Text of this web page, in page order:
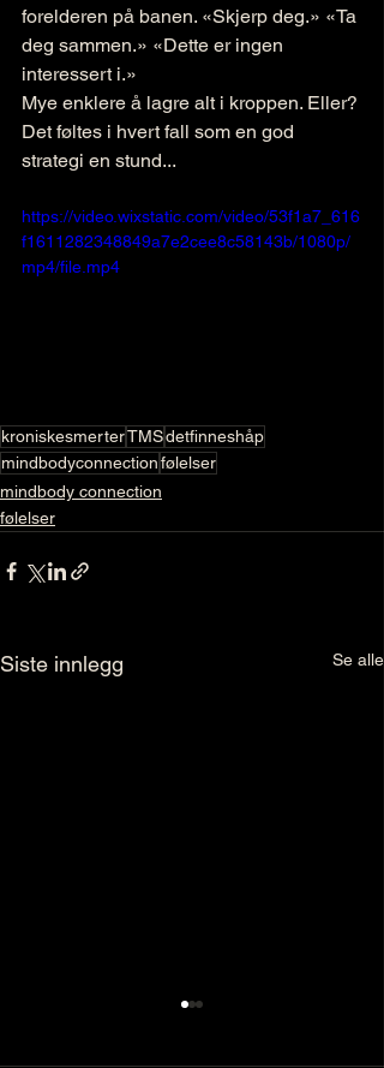
forelderen på banen. «Skjerp deg.» «Ta
deg sammen.» «Dette er ingen
interessert i.»
Mye enklere å lagre alt i kroppen. Eller?
Det føltes i hvert fall som en god
strategi en stund...
https://video.wixstatic.com/video/53f1a7_616
f1611282348849a7e2cee8c58143b/1080p/
mp4/file.mp4
kroniskesmerterTMSdetfinneshåp
mindbodyconnectionfølelser
mindbody connection
følelser
Siste innlegg Se alle